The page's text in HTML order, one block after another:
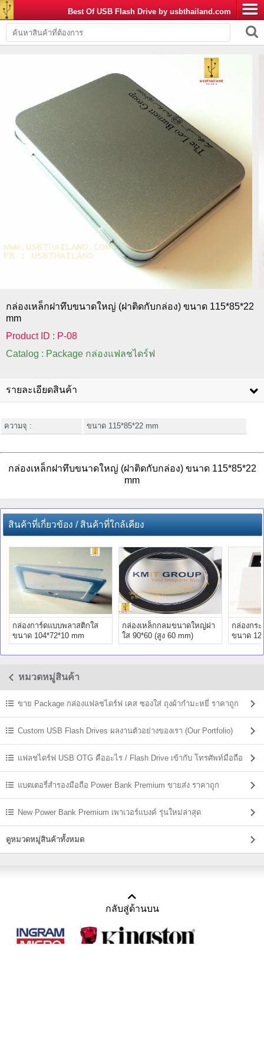
Best Of USB Flash Drive by usbthailand.com
กล่องเหล็กฝาทึบขนาดใหญ่ (ฝาติดกับกล่อง) ขนาด 115*85*22
mm
Product ID : P-08
Catalog : Package กล่องแฟลชไดร์ฟ
รายละเอียดสินค้า
ความจุ : ขนาด 115*85*22 mm
กล่องเหล็กฝาทึบขนาดใหญ่ (ฝาติดกับกล่อง) ขนาด 115*85*22
mm
สินค้าที่เกี่ยวข้อง / สินค้าที่ใกล้เคียง
กล่องการ์ดแบบพลาสติกใส
ขนาด 104*72*10 mm
กล่องเหล็กกลมขนาดใหญ่ฝา
ใส 90*60 (สูง 60 mm)
กล่องกร
ขนาด
หมวดหมู่สินค้า
ขาย Package กล่องแฟลชไดร์ฟ เคส ซองใส่ ถุงผ้ากำมะหยี่ ราคาถูก
Custom USB Flash Drives ผลงานตัวอย่างของเรา (Our Portfolio)
แฟลชไดร์ฟ USB OTG คืออะไร / Flash Drive เข้ากับ โทรศัพท์มือถือ
แบตเตอรี่สำรองมือถือ Power Bank Premium ขายส่ง ราคาถูก
New Power Bank Premium เพาเวอร์แบงค์ รุ่นใหม่ล่าสุด
ดูหมวดหมู่สินค้าทั้งหมด
กลับสู่ด้านบน